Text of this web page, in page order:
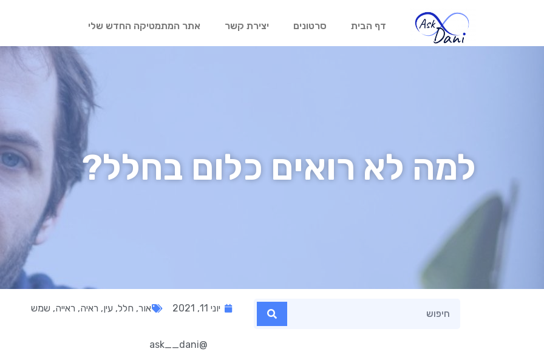
דף הבית סרטונים יצירת קשר אתר המתמטיקה החדש שלי
למה לא רואים כלום בחלל?
יוני 11, 2021 אור, חלל, עין, ראיה, ראייה, שמש
@ask__dani